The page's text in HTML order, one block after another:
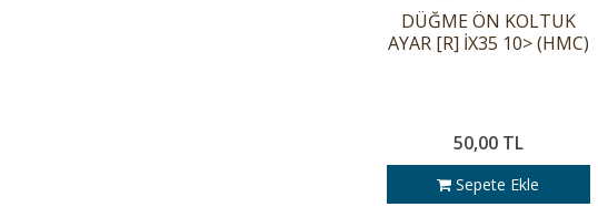
DÜĞME ÖN KOLTUK
AYAR [R] İX35 10> (HMC)
50,00 TL
Sepete Ekle